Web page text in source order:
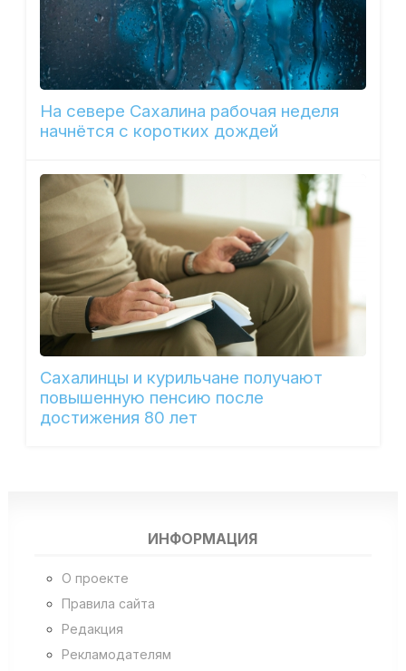
На севере Сахалина рабочая неделя
начнётся с коротких дождей
Сахалинцы и курильчане получают
повышенную пенсию после
достижения 80 лет
ИНФОРМАЦИЯ
О проекте
Правила сайта
Редакция
Рекламодателям